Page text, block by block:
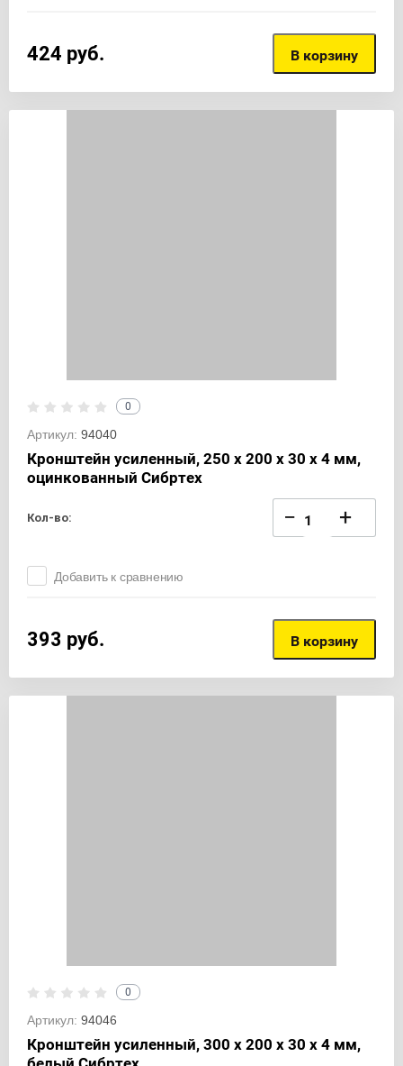
424 руб. В корзину
0
Артикул: 94040
Кронштейн усиленный, 250 х 200 х 30 х 4 мм,
оцинкованный Сибртех
Кол-во: − +
Добавить к сравнению
393 руб. В корзину
0
Артикул: 94046
Кронштейн усиленный, 300 х 200 х 30 х 4 мм,